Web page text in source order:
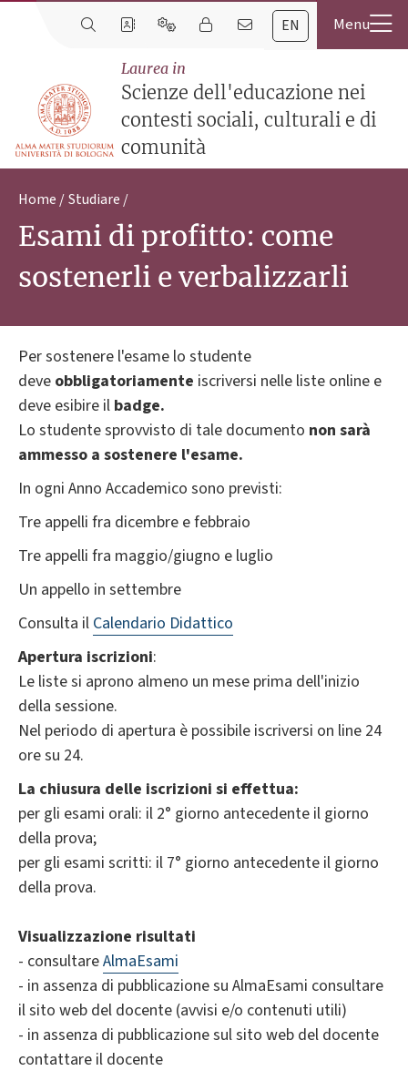
EN
Laurea in
Scienze dell'educazione nei
contesti sociali, culturali e di
comunità
Home Studiare
Esami di profitto: come
sostenerli e verbalizzarli
Per sostenere l'esame lo studente
deve obbligatoriamente iscriversi nelle liste online e
deve esibire il badge.
Lo studente sprovvisto di tale documento non sarà
ammesso a sostenere l'esame.
In ogni Anno Accademico sono previsti:
Tre appelli fra dicembre e febbraio
Tre appelli fra maggio/giugno e luglio
Un appello in settembre
Consulta il Calendario Didattico
Apertura iscrizioni:
Le liste si aprono almeno un mese prima dell'inizio
della sessione.
Nel periodo di apertura è possibile iscriversi on line 24
ore su 24.
La chiusura delle iscrizioni si effettua:
per gli esami orali: il 2° giorno antecedente il giorno
della prova;
per gli esami scritti: il 7° giorno antecedente il giorno
della prova.
Visualizzazione risultati
- consultareAlmaEsami
- in assenza di pubblicazione su AlmaEsami consultare
il sito web del docente (avvisi e/o contenuti utili)
- in assenza di pubblicazione sul sito web del docente
contattare il docente